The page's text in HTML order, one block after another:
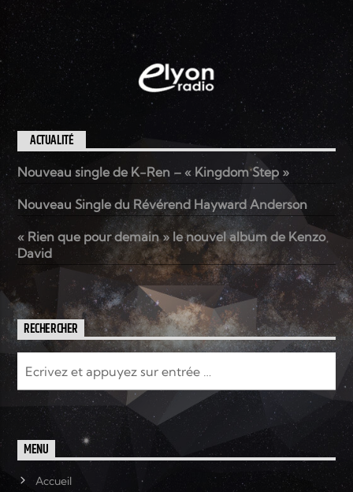
ACTUALITÉ
Nouveau single de K-Ren – « Kingdom Step »
Nouveau Single du Révérend Hayward Anderson
« Rien que pour demain » le nouvel album de Kenzo
David
RECHERCHER
MENU
Accueil